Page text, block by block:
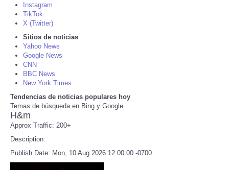
SHOPPING
Daily Deals
RobinsPost Store
Refund Policy
Instagram
TikTok
X (Twitter)
Sitios de noticias
Yahoo News
Google News
CNN
BBC News
New York Times
Tendencias de noticias populares hoy
Temas de búsqueda en Bing y Google
H&m
Approx Traffic: 200+
Description:
Publish Date: Mon, 10 Aug 2026 12:00:00 -0700